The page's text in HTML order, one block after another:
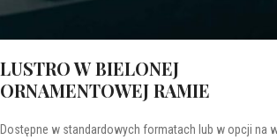
LUSTRO W BIELONEJ
ORNAMENTOWEJ RAMIE
Dostępne w standardowych formatach lub w opcji na